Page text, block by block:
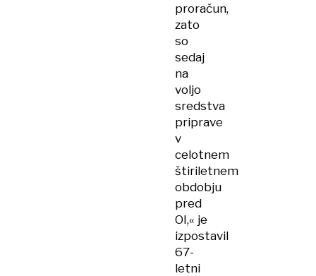
proračun,
zato
so
sedaj
na
voljo
sredstva
priprave
v
celotnem
štiriletnem
obdobju
pred
OI,« je
izpostavil
67-
letni